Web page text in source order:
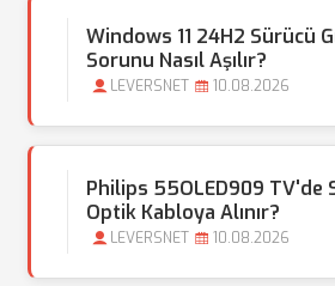
Windows 11 24H2 Sürücü
Sorunu Nasıl Aşılır?
LEVERSNET 10.08.2026
Philips 55OLED909 TV'de
Optik Kabloya Alınır?
LEVERSNET 10.08.2026